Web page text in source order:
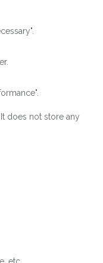
does not store any